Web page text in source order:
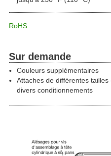
RoHS
Sur demande
Couleurs supplémentaires
Attaches de différentes
divers conditionnements